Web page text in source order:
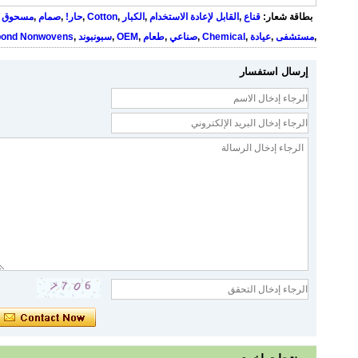
بطاقة شعار: قناع , القابل لإعادة الاستخدام , الكبار ,
Cotton
,حار! ,صمام ,مسحوق
,مستشفى ,عيادة ,
Chemical
,صناعي ,طعام ,
OEM
,سبونبوند ,
Nonwovens
إرسال استفسار